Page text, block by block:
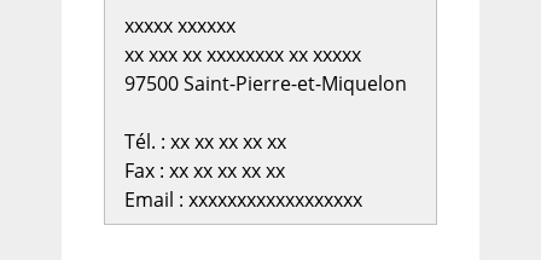
xxxxx xxxxxx
xx xxx xx xxxxxxxx xx xxxxx
97500 Saint-Pierre-et-Miquelon
Tél. : xx xx xx xx xx
Fax : xx xx xx xx xx
Email : xxxxxxxxxxxxxxxxxx